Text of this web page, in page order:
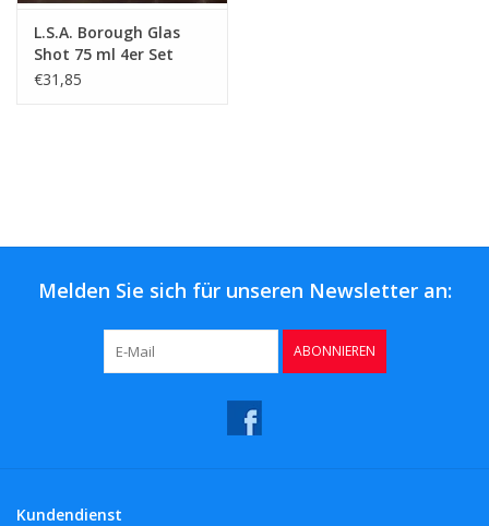
L.S.A. Borough Glas
Shot 75 ml 4er Set
€31,85
Melden Sie sich für unseren Newsletter an:
ABONNIEREN
Kundendienst